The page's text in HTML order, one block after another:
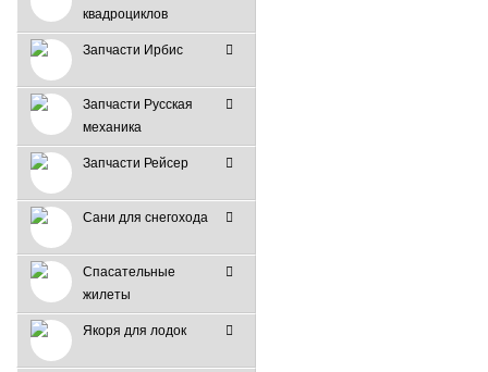
квадроциклов
Запчасти Ирбис
Запчасти Русская
механика
Запчасти Рейсер
Сани для снегохода
Спасательные
жилеты
Якоря для лодок